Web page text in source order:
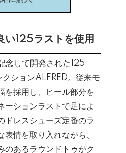
い125ラストを使用
念して開発された125
ションALFRED。従来モ
を採用し、ヒール部分を
ーションラストで足によ
ドレスシューズ定番のラ
情を取り入れながら、
のあるラウンドトゥがク